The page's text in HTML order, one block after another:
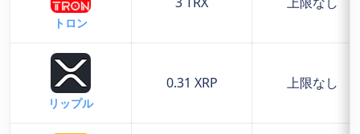
トロン
リップル
0.31 XRP 上限なし